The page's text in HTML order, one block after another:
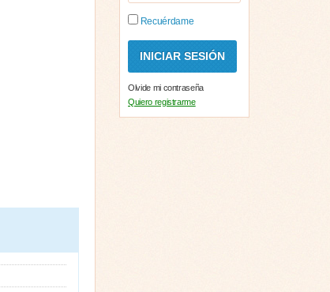
Recuérdame
Olvide mi contraseña
Quiero registrarme